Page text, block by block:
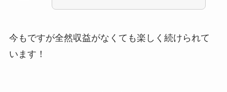
今もですが全然収益がなくても楽しく続けられて
います！